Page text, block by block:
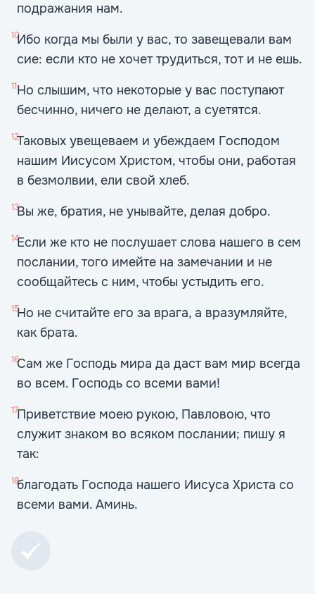
подражания нам.
10Ибо когда мы были у вас, то завещевали вам
сие: если кто не хочет трудиться, тот и не ешь.
11Но слышим, что некоторые у вас поступают
бесчинно, ничего не делают, а суетятся.
12Таковых увещеваем и убеждаем Господом
нашим Иисусом Христом, чтобы они, работая
в безмолвии, ели свой хлеб.
13Вы же, братия, не унывайте, делая добро.
14Если же кто не послушает слова нашего в сем
послании, того имейте на замечании и не
сообщайтесь с ним, чтобы устыдить его.
15Но не считайте его за врага, а вразумляйте,
как брата.
16Сам же Господь мира да даст вам мир всегда
во всем. Господь со всеми вами!
17Приветствие моею рукою, Павловою, что
служит знаком во всяком послании; пишу я
так:
18благодать Господа нашего Иисуса Христа со
всеми вами. Аминь.